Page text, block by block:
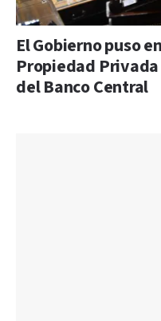
El Gobierno puso
Propiedad
del Banco Central